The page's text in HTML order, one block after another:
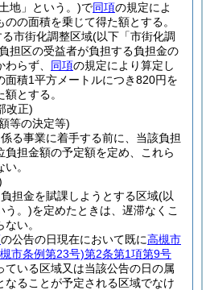
地」という。)で同項の規定によ
の面積を乗じて得た額とする。
市街化調整区域(以下「市街化調
担区の受益者が負担する負担金の
らず、 同項の規定により算定し
面積1平方メートルにつき820円を
とする。
改正)
等の決定等)
る事業に着手する前に、当該負担
負担金額の予定額を定め、これら
。
担金を賦課しようとする区域(以
う。)を定めたときは、遅滞なくこ
い。
の公告の日現在において既に高槻市
市条例第23号)第2条第1項第9号
ている区域又は当該公告の日の属
なることが予定される区域でなけ